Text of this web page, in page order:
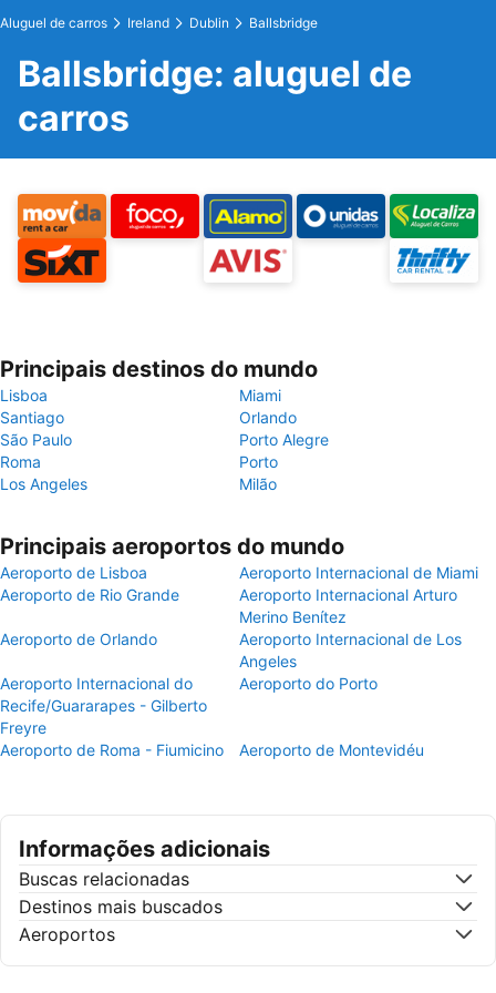
Aluguel de carros Ireland Dublin Ballsbridge
Ballsbridge: aluguel de
carros
Principais destinos do mundo
Lisboa
Miami
Santiago
Orlando
São Paulo
Porto Alegre
Roma
Porto
Los Angeles
Milão
Principais aeroportos do mundo
Aeroporto de Lisboa
Aeroporto Internacional de Miami
Aeroporto de Rio Grande
Aeroporto Internacional Arturo
Merino Benítez
Aeroporto de Orlando
Aeroporto Internacional de Los
Angeles
Aeroporto Internacional do
Recife/Guararapes - Gilberto
Freyre
Aeroporto do Porto
Aeroporto de Roma - Fiumicino Aeroporto de Montevidéu
Informações adicionais
Buscas relacionadas
Destinos mais buscados
Aeroportos